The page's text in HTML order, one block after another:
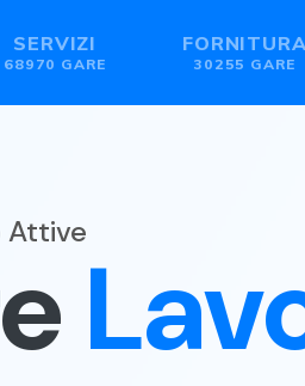
SERVIZI
68970 GARE
FORNITURA
30255 GARE
Attive